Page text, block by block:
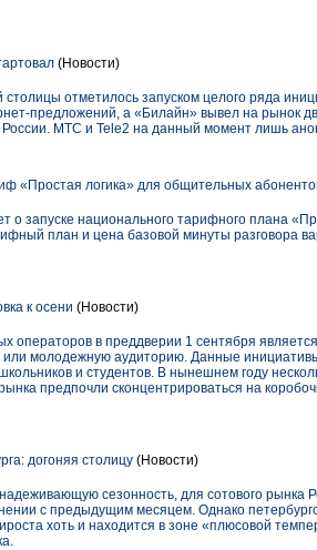
(Новости)
отметилось запуском целого ряда
предложений, а «Билайн» вывел на рынок
России. МТС и Tele2 на данный момент лишь
«Простая логика» для общительных
национального тарифного плана
план и цена базовой минуты разговора
к осени (Новости)
операторов в преддверии 1 сентября
или молодежную аудиторию. Данные
и студентов. В нынешнем году
предпочли сконцентрироваться на
догоняя столицу (Новости)
сезонность, для сотового рынка
с предыдущим месяцем. Однако
хоть и находится в зоне «плюсовой